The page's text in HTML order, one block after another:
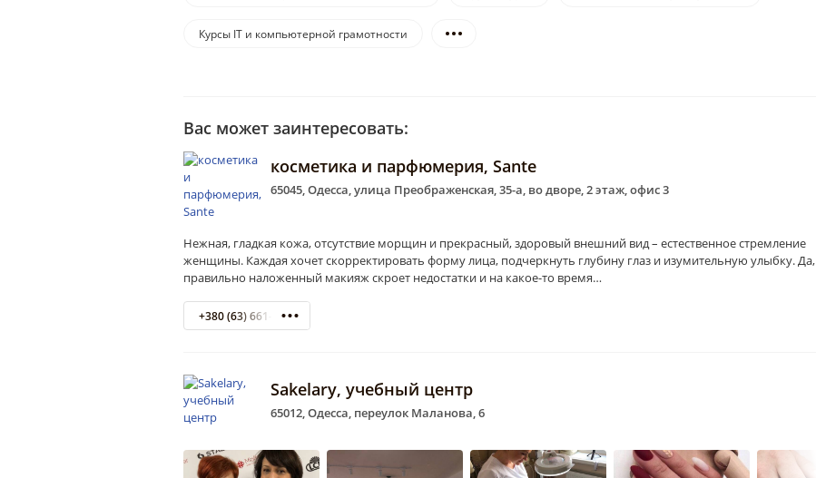
Курсы IT и компьютерной грамотности
Вас может заинтересовать:
косметика и парфюмерия, Sante
65045, Одесса, улица Преображенская, 35-а, во дворе, 2 этаж, офис 3
Нежная, гладкая кожа, отсутствие морщин и прекрасный, здоровый внешний вид – естественное стремление
женщины. Каждая хочет скорректировать форму лица, подчеркнуть глубину глаз и изумительную улыбку. Да,
правильно наложенный макияж скроет недостатки и на какое-то время…
+380 (63) 661-95-70
Sakelary, учебный центр
65012, Одесса, переулок Маланова, 6